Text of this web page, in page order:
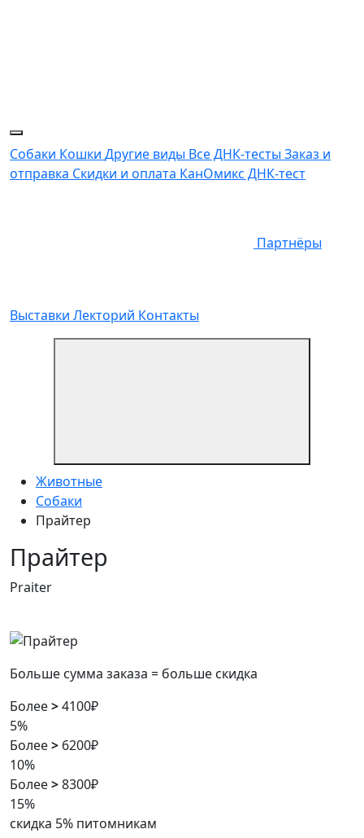
Собаки Кошки Другие виды Все ДНК-тесты Заказ и
отправка Скидки и оплата КанОмикс ДНК-тест
Партнёры
Выставки Лекторий Контакты
Животные
Собаки
Прайтер
Прайтер
Praiter
Больше сумма заказа = больше скидка
Более>4100₽
5%
Более> 6200₽
10%
Более>8300₽
15%
скидка 5% питомникам